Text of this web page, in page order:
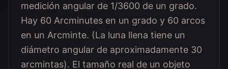
medición angular de 1/3600 de un grado.
Hay 60 Arcminutes en un grado y 60 arcos
en un Arcminte. (La luna llena tiene un
diámetro angular de aproximadamente 30
arcmintas). El tamaño real de un objeto